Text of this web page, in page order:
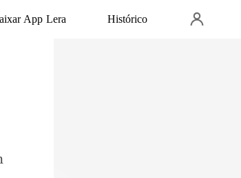
App Lera Histórico